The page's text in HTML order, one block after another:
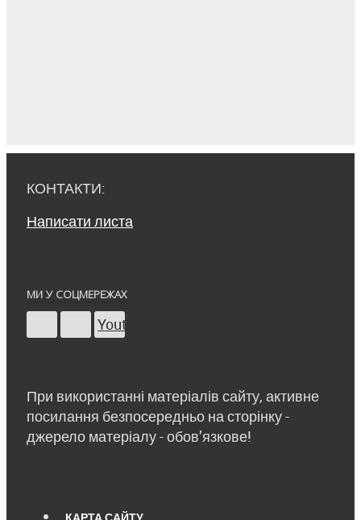
КОНТАКТИ:
Написати листа
МИ У СОЦМЕРЕЖАХ
Youtube
При використанні матеріалів сайту, активне
посилання безпосередньо на сторінку -
джерело матеріалу - обов’язкове!